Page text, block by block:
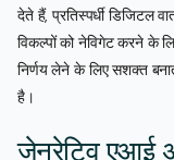
देते हैं, प्रतिस्पर्धी डिजिटल
विकल्पों को नेविगेट करने के
निर्णय लेने के लिए सशक्त
है।
जेनरेटिव एआई